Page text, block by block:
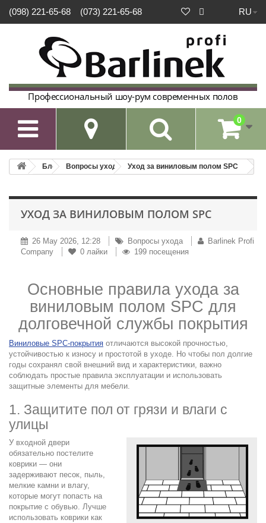
RU
(098) 221-65-68 (073) 221-65-68
Профессиональный шоу-рум современных полов
 0
Блог Вопросы ухода Уход за виниловым полом SPC
УХОД ЗА ВИНИЛОВЫМ ПОЛОМ SPC
26 May 2026, 12:28 Вопросы ухода
Barlinek Profi
Company
0 лайки 199 посещения
Основные правила ухода за
виниловым полом SPC для
долговечной службы покрытия
Виниловые SPC-покрытия отличаются высокой прочностью,
устойчивостью к износу и простотой в уходе. Но чтобы пол долгие
годы сохранял свой внешний вид и характеристики, важно
соблюдать простые правила эксплуатации и использовать
защитные элементы для мебели.
1. Защитите пол от грязи и влаги с
улицы
У входной двери
обязательно постелите
коврики — они
задерживают песок, пыль,
мелкие камни и влагу,
которые могут попасть на
покрытие с обувью. Лучше
использовать коврики как